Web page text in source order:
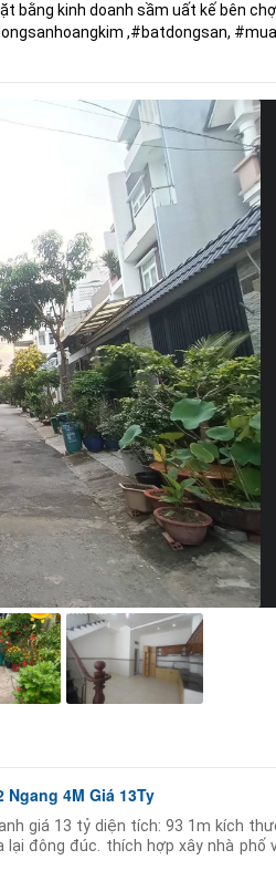
bằng kinh doanh sầm uất kế bên chợ.
,#batdongsan,
4M Giá 13Ty
giá 13 tỷ diện tích: 93 1m kích
đông đúc. thích hợp xây nhà phố